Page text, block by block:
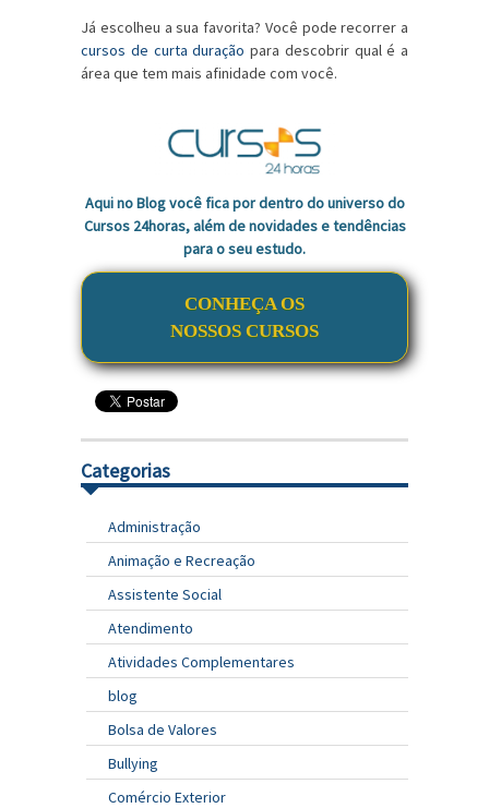
Já escolheu a sua favorita? Você pode recorrer a
cursos de curta duração para descobrir qual é a
área que tem mais afinidade com você.
Aqui no Blog você fica por dentro do universo do
Cursos 24horas, além de novidades e tendências
para o seu estudo.
CONHEÇA OS
NOSSOS CURSOS
Categorias
Administração
Animação e Recreação
Assistente Social
Atendimento
Atividades Complementares
blog
Bolsa de Valores
Bullying
Comércio Exterior